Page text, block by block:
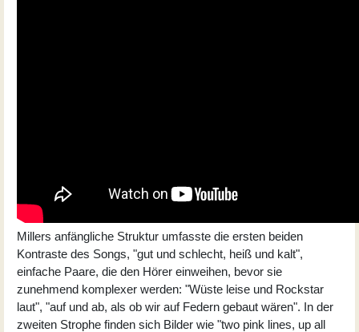
Millers anfängliche Struktur umfasste die ersten beiden
Kontraste des Songs, "gut und schlecht, heiß und kalt",
einfache Paare, die den Hörer einweihen, bevor sie
zunehmend komplexer werden: "Wüste leise und Rockstar
laut", "auf und ab, als ob wir auf Federn gebaut wären". In der
zweiten Strophe finden sich Bilder wie "two pink lines, up all